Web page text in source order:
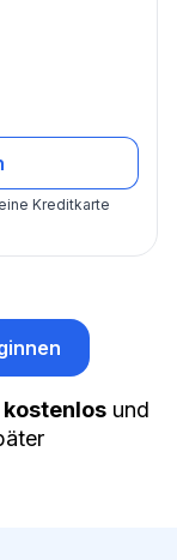
Kreditkarte
kostenlos und